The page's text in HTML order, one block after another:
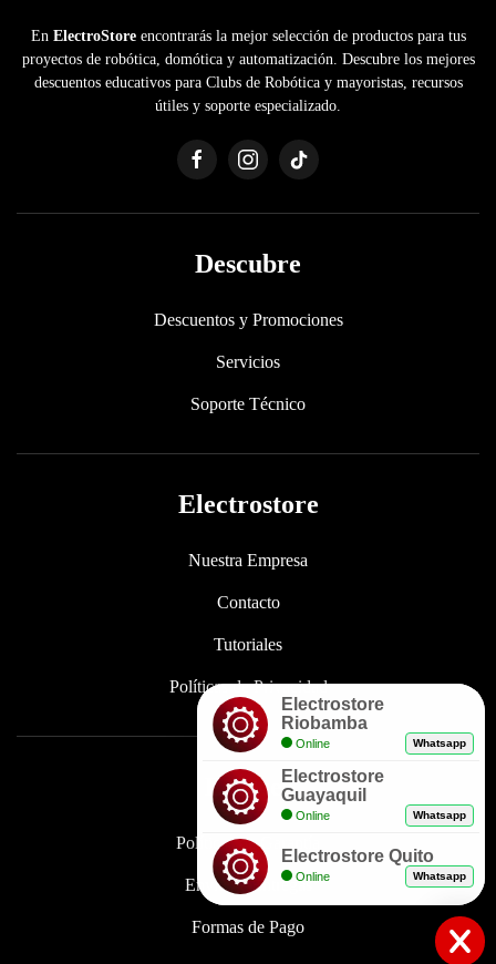
EnElectroStoreencontrarás la mejor selección de productos para tus
proyectos de robótica, domótica y automatización. Descubre los mejores
descuentos educativos para Clubs de Robótica y mayoristas, recursos
útiles y soporte especializado.
Descubre
Descuentos y Promociones
Servicios
Soporte Técnico
Electrostore
Nuestra Empresa
Contacto
Tutoriales
Políticas de Privacidad
Enlaces
Políticas de Garantía
Envíos y Entregas
Formas de Pago
Electrostore
Riobamba
Online Whatsapp
Electrostore
Guayaquil
Online Whatsapp
Electrostore Quito
Online Whatsapp